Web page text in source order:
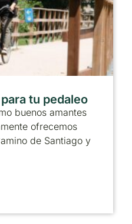
tu pedaleo
buenos amantes
ofrecemos
de Santiago y